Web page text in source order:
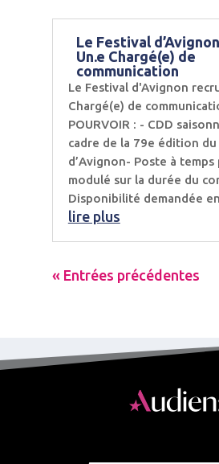
Le Festival
Un.e Chargé(e) de
communication
Le Festival d'Avignon
Chargé(e) de
POURVOIR : - CDD
cadre de la 79e édition du
d’Avignon- Poste à temps
modulé sur la durée du
Disponibilité demandée
lire plus
« Entrées précédentes